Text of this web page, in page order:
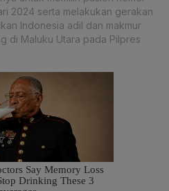
2024 serta melakukan gerakan
Indonesia adil dan makmur
di Maluku Utara pada Pilpres